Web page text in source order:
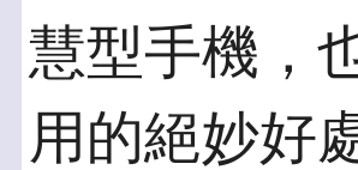
慧型手機，
用的絕妙好